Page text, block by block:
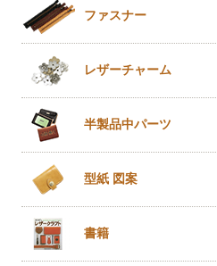
ファスナー
レザーチャーム
半製品中パーツ
型紙 図案
書籍